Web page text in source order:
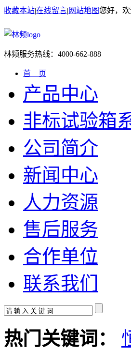
收藏本站|在线留言| 网站地图您好，
林频服务热线： 4000-662-888
首 页
产品中心
非标试验箱
公司简介
新闻中心
人力资源
售后服务
合作单位
联系我们
热门关键词：